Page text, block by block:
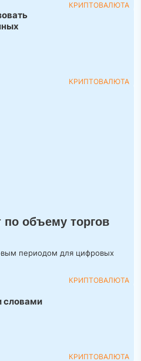
по объему торгов
периодом для цифровых
КРИПТОВАЛЮТА
словами
КРИПТОВАЛЮТА
КРИПТОВАЛЮТА
КРИПТОВАЛЮТА